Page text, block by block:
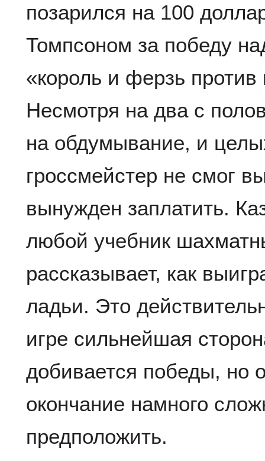
позарился на ​​100
Томпсоном за победу
«король и ферзь
Несмотря на два с
на обдумывание, и
гроссмейстер не смог
вынужден заплатить.
любой учебник
рассказывает, как
ладьи. Это
игре сильнейшая
добивается победы, но
окончание намного
предположить.